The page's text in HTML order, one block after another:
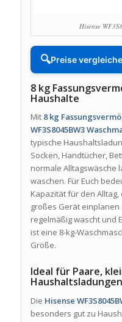
Hisense
🔍Preise
8 kg
Haushalte
Mit 8 kg
WF3S8045BW3
typische
Socken, Handtücher,
normale Alltagswäsche
waschen. Für Euch
Kapazität für den
großes Gerät
regelmäßig wascht und
ist eine 8-kg-
Größe.
Ideal für Paare,
Haushaltsladungen
Die Hisense
besonders gut zu